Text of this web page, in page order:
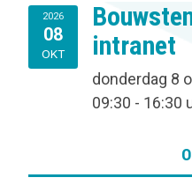
2026
08
OKT
intranet
donderdag 8
09:30 - 16:30